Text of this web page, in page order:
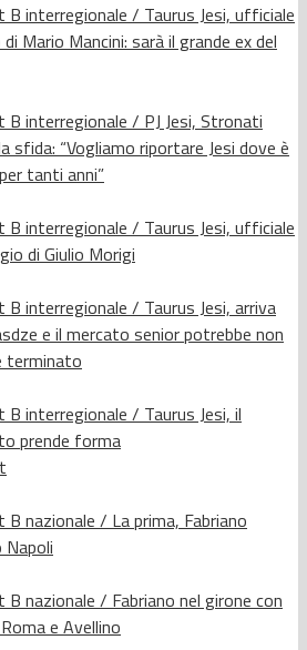
B interregionale / Taurus Jesi, ufficiale
di Mario Mancini: sarà il grande ex del
B interregionale / PJ Jesi, Stronati
sfida: “Vogliamo riportare Jesi dove è
tanti anni”
B interregionale / Taurus Jesi, ufficiale
di Giulio Morigi
B interregionale / Taurus Jesi, arriva
e il mercato senior potrebbe non
terminato
B interregionale / Taurus Jesi, il
prende forma
B nazionale / La prima, Fabriano
B nazionale / Fabriano nel girone con
e Avellino